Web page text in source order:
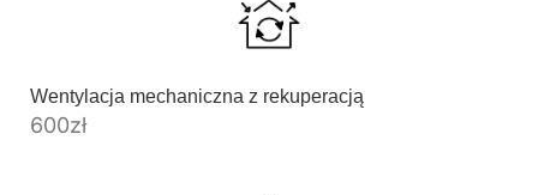
Wentylacja mechaniczna z rekuperacją
600zł